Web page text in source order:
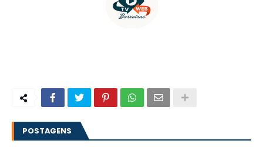
POSTAGENS